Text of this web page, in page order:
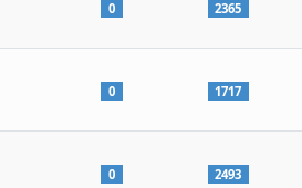
0 2365
0 1717
0 2493